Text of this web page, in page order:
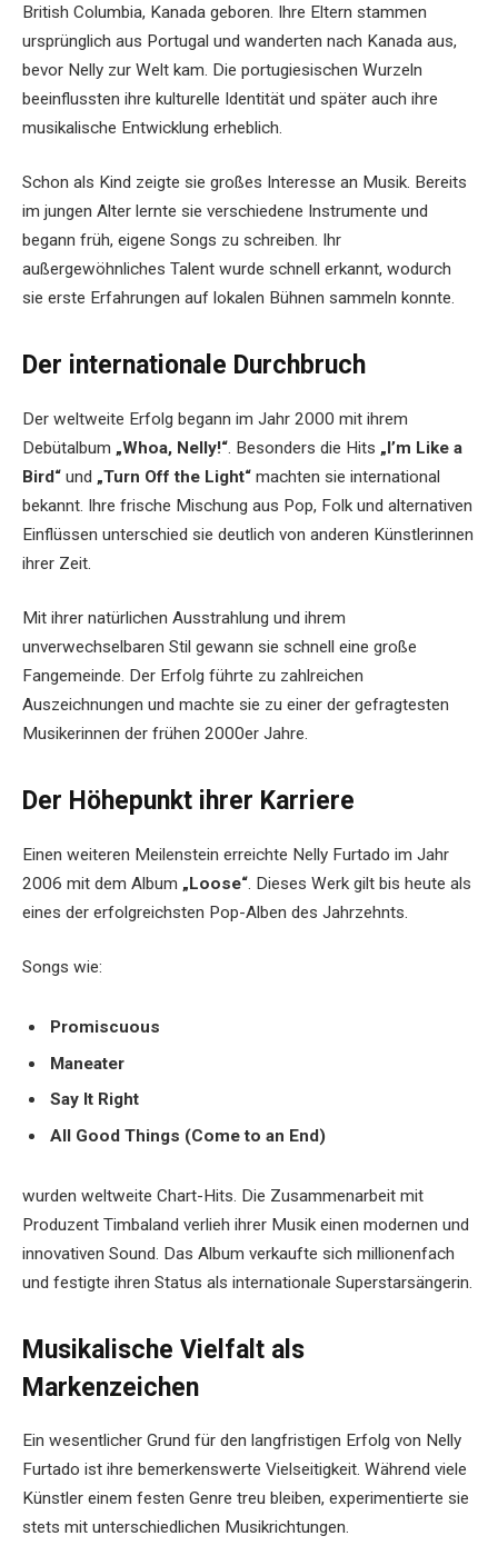
British Columbia, Kanada geboren. Ihre Eltern stammen
ursprünglich aus Portugal und wanderten nach Kanada aus,
bevor Nelly zur Welt kam. Die portugiesischen Wurzeln
beeinflussten ihre kulturelle Identität und später auch ihre
musikalische Entwicklung erheblich.
Schon als Kind zeigte sie großes Interesse an Musik. Bereits
im jungen Alter lernte sie verschiedene Instrumente und
begann früh, eigene Songs zu schreiben. Ihr
außergewöhnliches Talent wurde schnell erkannt, wodurch
sie erste Erfahrungen auf lokalen Bühnen sammeln konnte.
Der internationale Durchbruch
Der weltweite Erfolg begann im Jahr 2000 mit ihrem
Debütalbum „Whoa, Nelly!“ . Besonders die Hits „I’m Like a
Bird“ und „Turn Off the Light“ machten sie international
bekannt. Ihre frische Mischung aus Pop, Folk und alternativen
Einflüssen unterschied sie deutlich von anderen Künstlerinnen
ihrer Zeit.
Mit ihrer natürlichen Ausstrahlung und ihrem
unverwechselbaren Stil gewann sie schnell eine große
Fangemeinde. Der Erfolg führte zu zahlreichen
Auszeichnungen und machte sie zu einer der gefragtesten
Musikerinnen der frühen 2000er Jahre.
Der Höhepunkt ihrer Karriere
Einen weiteren Meilenstein erreichte Nelly Furtado im Jahr
2006 mit dem Album „Loose“ . Dieses Werk gilt bis heute als
eines der erfolgreichsten Pop-Alben des Jahrzehnts.
Songs wie:
Promiscuous
Maneater
Say It Right
All Good Things (Come to an End)
wurden weltweite Chart-Hits. Die Zusammenarbeit mit
Produzent Timbaland verlieh ihrer Musik einen modernen und
innovativen Sound. Das Album verkaufte sich millionenfach
und festigte ihren Status als internationale Superstarsängerin.
Musikalische Vielfalt als
Markenzeichen
Ein wesentlicher Grund für den langfristigen Erfolg von Nelly
Furtado ist ihre bemerkenswerte Vielseitigkeit. Während viele
Künstler einem festen Genre treu bleiben, experimentierte sie
stets mit unterschiedlichen Musikrichtungen.